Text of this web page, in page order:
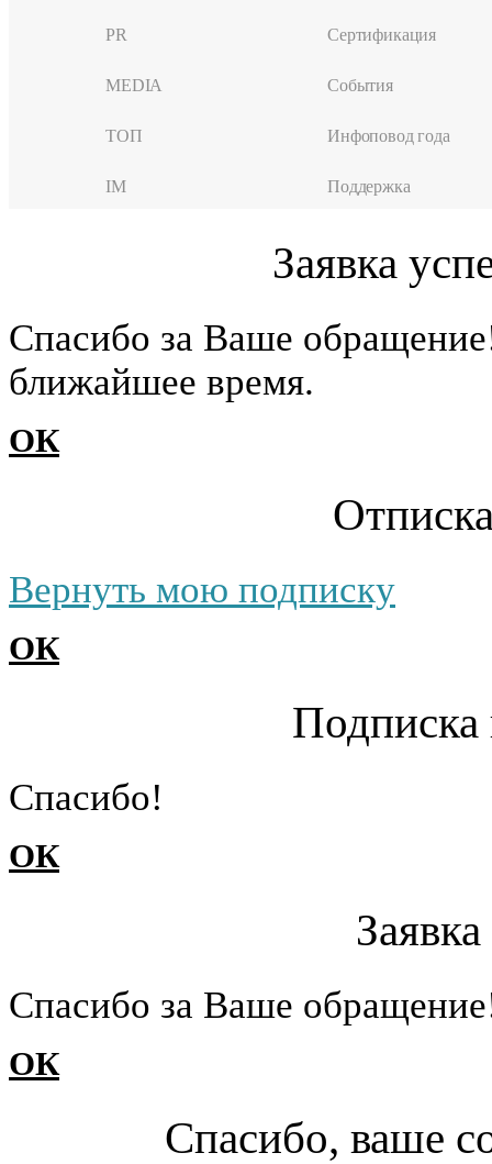
PR
MEDIA
ТОП
IM
Сертификация
События
Инфоповод года
Поддержка
Заявка
Cпасибо за Ваше
ближайшее время.
ОК
Вернуть мою подписку
ОК
Подписка
Cпасибо!
ОК
Cпасибо за Ваше
ОК
Спасибо, ваше